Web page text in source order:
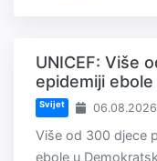
UNICEF: Više
epidemiji ebole
Svijet
Više od 300 djece
ebole u